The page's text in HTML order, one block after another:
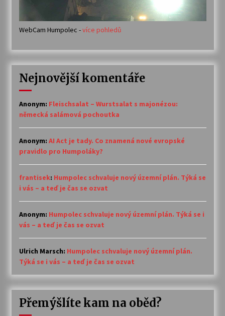
WebCam Humpolec -více pohledů
Nejnovější komentáře
Anonym: Fleischsalat – Wurstsalat s majonézou:
německá salámová pochoutka
Anonym: AI Act je tady. Co znamená nové evropské
pravidlo pro Humpoláky?
frantisek: Humpolec schvaluje nový územní plán. Týká se
i vás – a teď je čas se ozvat
Anonym: Humpolec schvaluje nový územní plán. Týká se i
vás – a teď je čas se ozvat
Ulrich Marsch: Humpolec schvaluje nový územní plán.
Týká se i vás – a teď je čas se ozvat
Přemýšlíte kam na oběd?